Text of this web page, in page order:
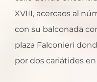
XVIII, acercaos al
con su balconada
plaza Falconieri
por dos cariátides